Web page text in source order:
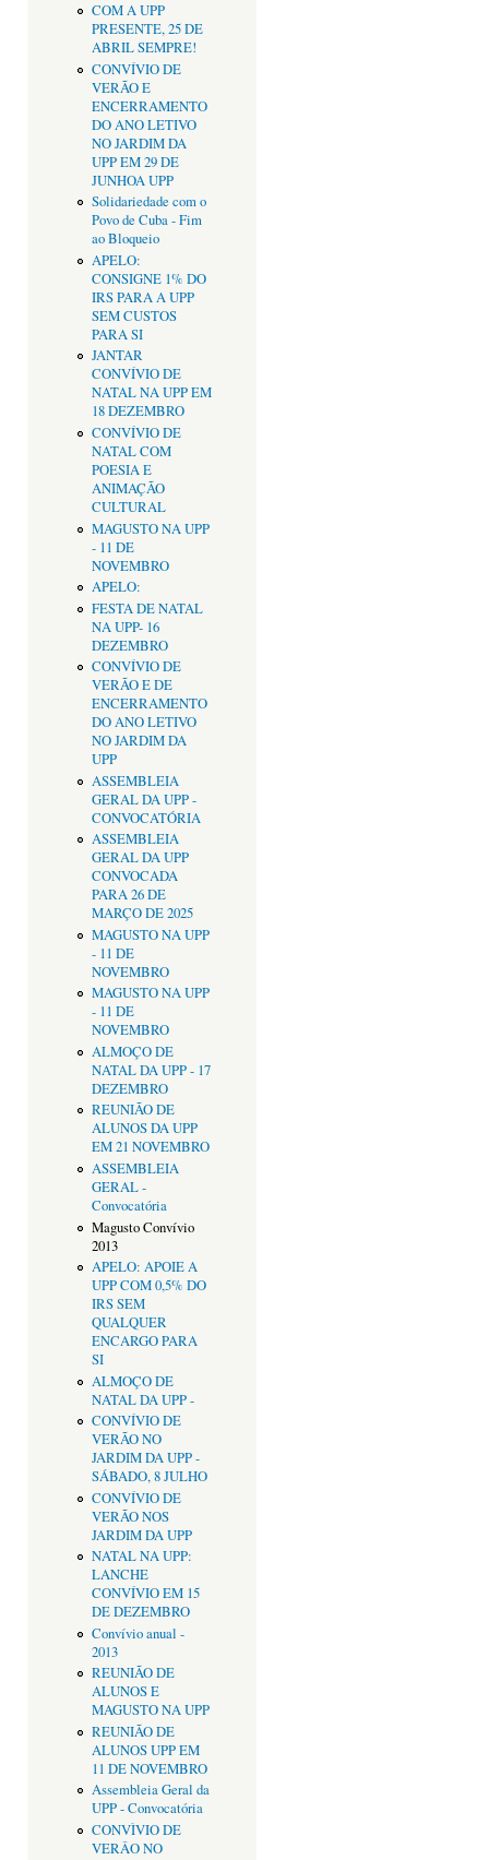
COM A UPP
PRESENTE, 25 DE
ABRIL SEMPRE!
CONVÍVIO DE
VERÃO E
ENCERRAMENTO
DO ANO LETIVO
NO JARDIM DA
UPP EM 29 DE
JUNHOA UPP
Solidariedade com o
Povo de Cuba - Fim
ao Bloqueio
APELO:
CONSIGNE 1% DO
IRS PARA A UPP
SEM CUSTOS
PARA SI
JANTAR
CONVÍVIO DE
NATAL NA UPP EM
18 DEZEMBRO
CONVÍVIO DE
NATAL COM
POESIA E
ANIMAÇÃO
CULTURAL
MAGUSTO NA UPP
- 11 DE
NOVEMBRO
APELO:
FESTA DE NATAL
NA UPP- 16
DEZEMBRO
CONVÍVIO DE
VERÃO E DE
ENCERRAMENTO
DO ANO LETIVO
NO JARDIM DA
UPP
ASSEMBLEIA
GERAL DA UPP -
CONVOCATÓRIA
ASSEMBLEIA
GERAL DA UPP
CONVOCADA
PARA 26 DE
MARÇO DE 2025
MAGUSTO NA UPP
- 11 DE
NOVEMBRO
MAGUSTO NA UPP
- 11 DE
NOVEMBRO
ALMOÇO DE
NATAL DA UPP - 17
DEZEMBRO
REUNIÃO DE
ALUNOS DA UPP
EM 21 NOVEMBRO
ASSEMBLEIA
GERAL -
Convocatória
Magusto Convívio
2013
APELO: APOIE A
UPP COM 0,5% DO
IRS SEM
QUALQUER
ENCARGO PARA
SI
ALMOÇO DE
NATAL DA UPP -
CONVÍVIO DE
VERÃO NO
JARDIM DA UPP -
SÁBADO, 8 JULHO
CONVÍVIO DE
VERÃO NOS
JARDIM DA UPP
NATAL NA UPP:
LANCHE
CONVÍVIO EM 15
DE DEZEMBRO
Convívio anual -
2013
REUNIÃO DE
ALUNOS E
MAGUSTO NA UPP
REUNIÃO DE
ALUNOS UPP EM
11 DE NOVEMBRO
Assembleia Geral da
UPP - Convocatória
CONVÌVIO DE
VERÂO NO